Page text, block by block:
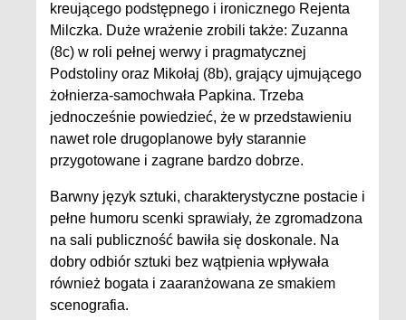
kreującego podstępnego i ironicznego Rejenta
Milczka. Duże wrażenie zrobili także: Zuzanna
(8c) w roli pełnej werwy i pragmatycznej
Podstoliny oraz Mikołaj (8b), grający ujmującego
żołnierza-samochwała Papkina. Trzeba
jednocześnie powiedzieć, że w przedstawieniu
nawet role drugoplanowe były starannie
przygotowane i zagrane bardzo dobrze.
Barwny język sztuki, charakterystyczne postacie i
pełne humoru scenki sprawiały, że zgromadzona
na sali publiczność bawiła się doskonale. Na
dobry odbiór sztuki bez wątpienia wpływała
również bogata i zaaranżowana ze smakiem
scenografia.